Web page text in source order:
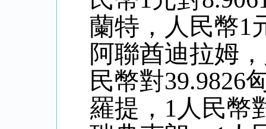
蘭特，人民幣1
阿聯酋迪拉姆
民幣對39.9826
羅提，1人民幣